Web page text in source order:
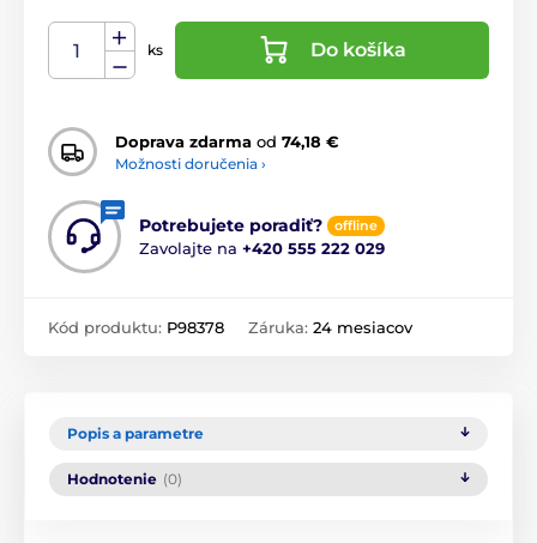
ks Do košíka
Doprava zdarma od 74,18 €
Možnosti doručenia ›
Potrebujete poradiť? offline
Zavolajte na +420 555 222 029
Kód produktu: P98378 Záruka: 24 mesiacov
Popis a parametre
Hodnotenie (0)